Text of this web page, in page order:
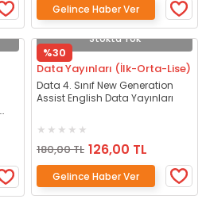
Gelince Haber Ver
Stokta Yok
%30
Data Yayınları (İlk-Orta-Lise)
Data 4. Sınıf New Generation
Assist English Data Yayınları
180,00 TL 126,00 TL
Gelince Haber Ver